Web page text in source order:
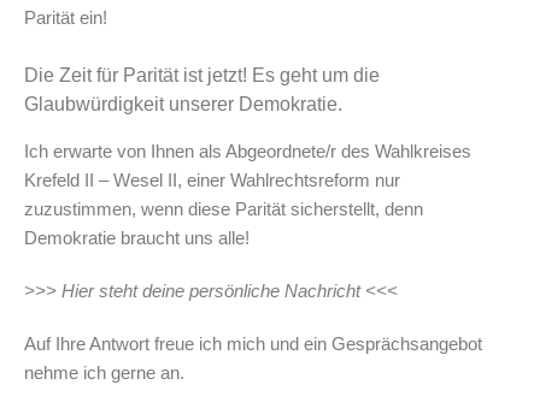
Parität ein!
Die Zeit für Parität ist jetzt! Es geht um die
Glaubwürdigkeit unserer Demokratie.
Ich erwarte von Ihnen als Abgeordnete/r des Wahlkreises
Krefeld II – Wesel II, einer Wahlrechtsreform nur
zuzustimmen, wenn diese Parität sicherstellt, denn
Demokratie braucht uns alle!
>>> Hier steht deine persönliche Nachricht <<<
Auf Ihre Antwort freue ich mich und ein Gesprächsangebot
nehme ich gerne an.